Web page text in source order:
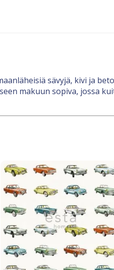
sävyjä, kivi ja
makuun sopiva, jossa